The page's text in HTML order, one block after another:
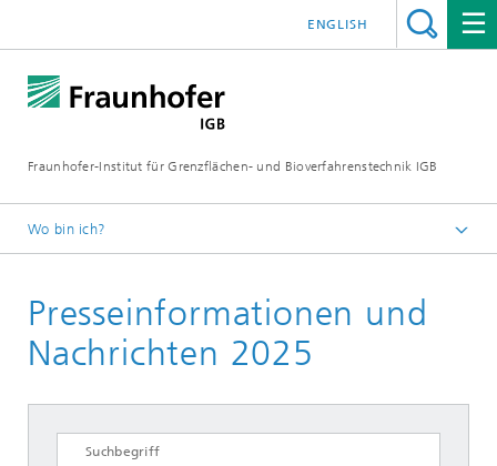
Fraunhofer-Institut für Grenzflächen- und Bioverfahrenstechnik IGB
ENGLISH
Wo bin ich?
Presse / News
Presseinformationen
Presseinformationen und
Nachrichten 2025